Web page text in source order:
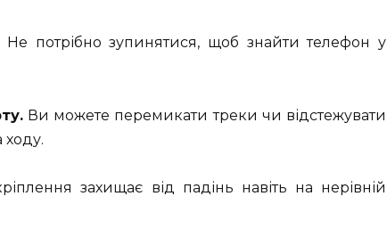
Не потрібно зупинятися, щоб знайти телефон у
Ви можете перемикати треки чи відстежувати
захищає від падінь навіть на нерівній